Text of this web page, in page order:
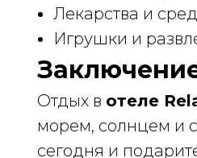
Лекарства и
Игрушки и
Отдых в отеле
морем, солнцем и
сегодня и